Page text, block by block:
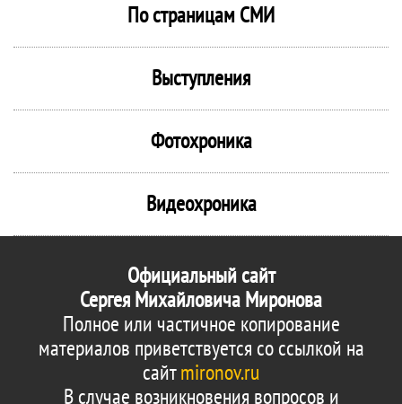
По страницам СМИ
Выступления
Фотохроника
Видеохроника
Официальный сайт
Сергея Михайловича Миронова
Полное или частичное копирование
материалов приветствуется со ссылкой на
сайтmironov.ru
В случае возникновения вопросов и